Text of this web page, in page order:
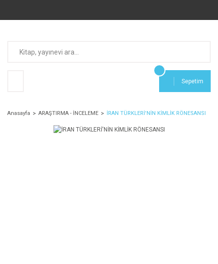
Sepetim
Anasayfa ARAŞTIRMA - İNCELEME İRAN TÜRKLERİ'NİN KİMLİK RÖNESANSI